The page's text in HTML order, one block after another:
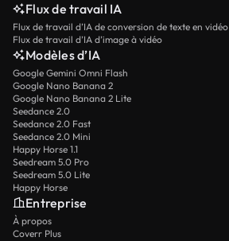
Flux de travail IA
Flux de travail d’IA de conversion de texte en vidéo
Flux de travail d’IA d’image à vidéo
Modèles d’IA
Google Gemini Omni Flash
Google Nano Banana 2
Google Nano Banana 2 Lite
Seedance 2.0
Seedance 2.0 Fast
Seedance 2.0 Mini
Happy Horse 1.1
Seedream 5.0 Pro
Seedream 5.0 Lite
Happy Horse
Entreprise
À propos
Coverr Plus